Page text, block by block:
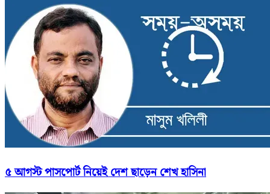
৫ আগস্ট পাসপোর্ট নিয়েই দেশ ছাড়েন শেখ হাসিনা